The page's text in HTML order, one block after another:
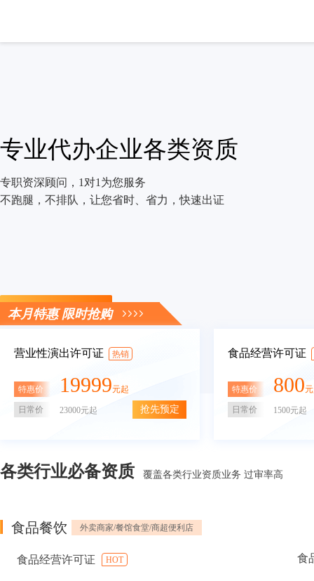
专业代办企业各类资质
专职资深顾问，1对1为您服务
不跑腿，不排队，让您省时、省力，快速出证
立即咨询
本月特惠 限时抢购
营业性演出许可证 热销
特惠价 19999元起
日常价 23000元起 抢先预定
食品经营许可证
特惠价 800
日常价 1500元起
各类行业必备资质 覆盖各类行业资质业务 过审率高
食品餐饮 外卖商家/餐馆食堂/商超便利店
食品经营许可证 HOT 食